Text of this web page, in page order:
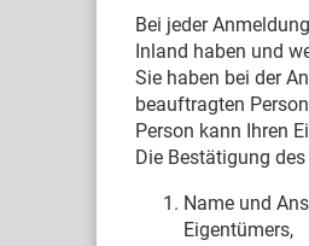
Bei jeder
Inland haben und
Sie haben bei der
beauftragten
Person kann Ihren
Die Bestätigung
Name und
Eigentümers,